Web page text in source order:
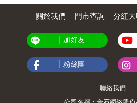
關於我們 門市查詢 分紅
加好友
粉絲團
聯絡我們